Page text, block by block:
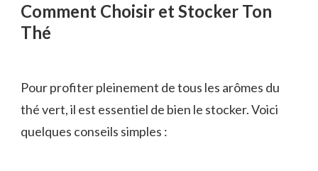
Comment Choisir et Stocker Ton
Thé
Pour profiter pleinement de tous les arômes du
thé vert, il est essentiel de bien le stocker. Voici
quelques conseils simples :